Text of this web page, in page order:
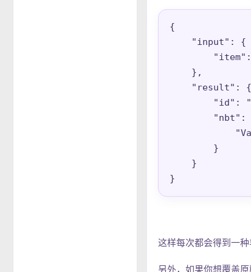
{
"input": {
"item":
},
"result": {
"id":
"nbt":
}
}
}
这样每次都会得到一种
另外，如果你想覆盖